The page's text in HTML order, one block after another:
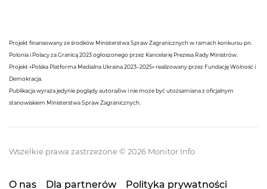
Projekt finansowany ze środków Ministerstwa Spraw Zagranicznych w ramach konkursu pn.
Polonia i Polacy za Granicą 2023 ogłoszonego przez Kancelarię Prezesa Rady Ministrów.
Projekt «Polska Platforma Medialna Ukraina 2023–2025» realizowany przez Fundację Wolność i
Demokracja.
Publikacja wyraża jedynie poglądy autora/ów i nie może być utożsamiana z oficjalnym
stanowiskiem Ministerstwa Spraw Zagranicznych.
Wszelkie prawa zastrzeżone © 2026 Monitor Info
O nas Dla partnerów Polityka prywatności